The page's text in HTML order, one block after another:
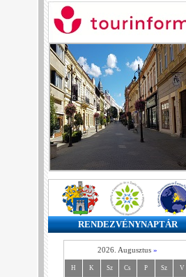
RENDEZVÉNYNAPTÁR
2026. Augusztus »
H K Sz Cs P Sz V